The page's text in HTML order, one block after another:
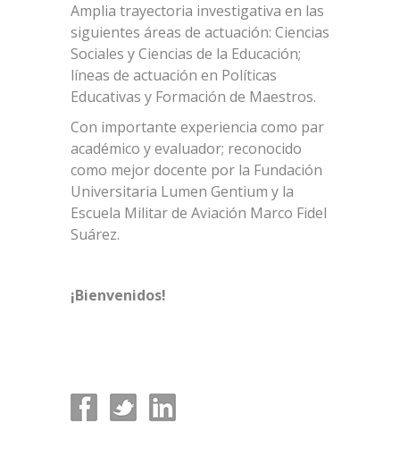
Amplia trayectoria investigativa en las
siguientes áreas de actuación: Ciencias
Sociales y Ciencias de la Educación;
líneas de actuación en Políticas
Educativas y Formación de Maestros.
Con importante experiencia como par
académico y evaluador; reconocido
como mejor docente por la Fundación
Universitaria Lumen Gentium y la
Escuela Militar de Aviación Marco Fidel
Suárez.
¡Bienvenidos!